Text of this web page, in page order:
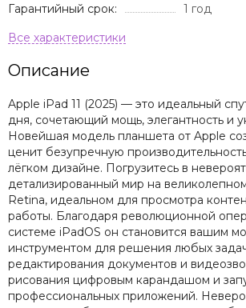
Гарантийный срок:
1 год
Описание
Apple iPad 11 (2025) — это идеальный
дня, сочетающий мощь, элегантность и
Новейшая модель планшета от Apple
ценит безупречную
лёгком дизайне. Погрузитесь в
детализированный мир на
Retina, идеальном для просмотра
работы. Благодаря революционной
системе iPadOS он становится вашим
инструментом для решения любых
редактирования документов и
рисования цифровым карандашом и
профессиональных приложений.